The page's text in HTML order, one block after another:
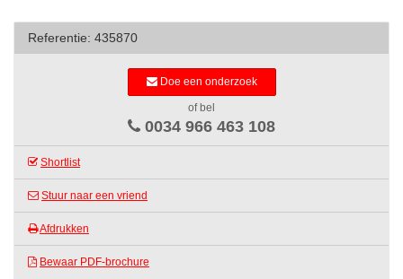
Referentie: 435870
Doe een onderzoek
of bel
0034 966 463 108
Shortlist
Stuur naar een vriend
Afdrukken
Bewaar PDF-brochure